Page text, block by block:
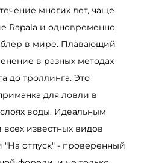
многих лет, чаще
Rapala и одновременно,
в мире. Плавающий
в разных методах
до троллинга. Это
для ловли в
воды. Идеальным
известных видов
отпуск" - проверенный